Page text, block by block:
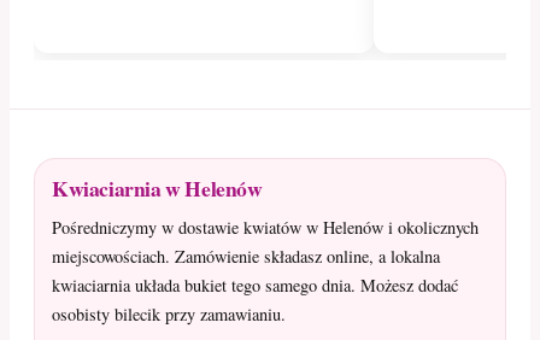
Kwiaciarnia w Helenów
Pośredniczymy w dostawie kwiatów w Helenów i okolicznych
miejscowościach. Zamówienie składasz online, a lokalna
kwiaciarnia układa bukiet tego samego dnia. Możesz dodać
osobisty bilecik przy zamawianiu.